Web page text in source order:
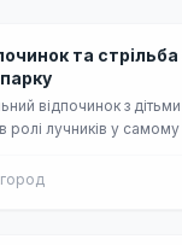
та стрільба
відпочинок з
лучників у самому